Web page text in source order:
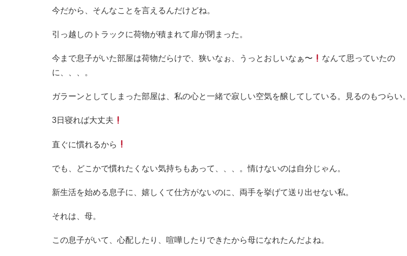
今だから、そんなことを言えるんだけどね。
引っ越しのトラックに荷物が積まれて扉が閉まった。
今まで息子がいた部屋は荷物だらけで、狭いなぉ、うっとおしいなぁ〜
なんて思っていたの
に、、、。
ガラーンとしてしまった部屋は、私の心と一緒で寂しい空気を醸してしている。見るのもつらい。
3日寝れば大丈夫
直ぐに慣れるから
でも、どこかで慣れたくない気持ちもあって、、、。情けないのは自分じゃん。
新生活を始める息子に、嬉しくて仕方がないのに、両手を挙げて送り出せない私。
それは、母。
この息子がいて、心配したり、喧嘩したりできたから母になれたんだよね。